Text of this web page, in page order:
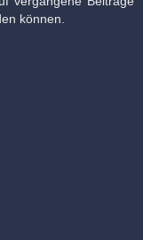
können.